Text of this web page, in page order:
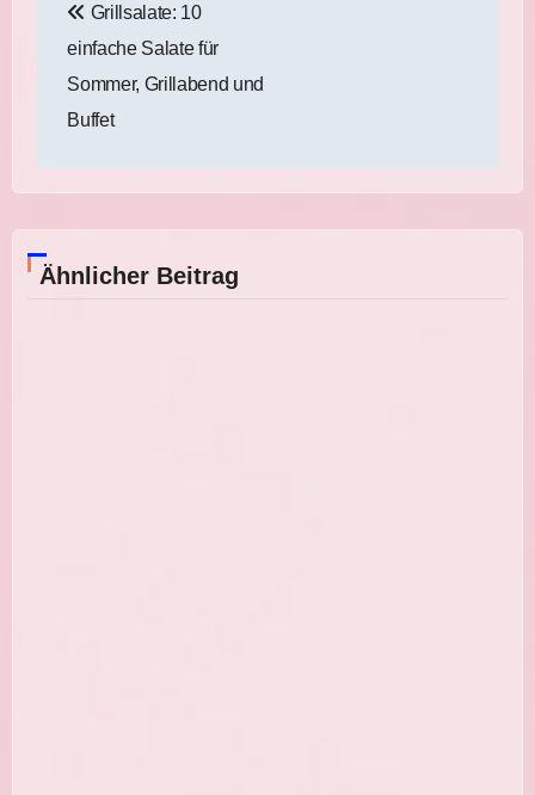
Grillsalate: 10
einfache Salate für
Sommer, Grillabend und
Buffet
Ähnlicher Beitrag